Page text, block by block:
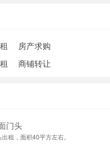
房产求购
商铺转让
门头
租，面积40平方左右。